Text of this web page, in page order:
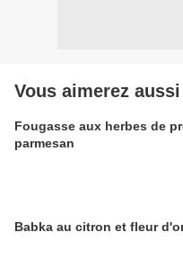
Vous aimerez aussi
Fougasse aux herbes de
parmesan
Babka au citron et fleur